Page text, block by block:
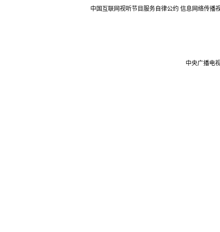
中国互联网视听节目服务自律公约 信息网络传播
中央广播电